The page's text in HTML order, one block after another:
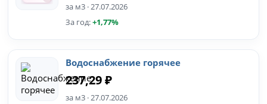
за м3 · 27.07.2026
За год:+1,77%
Водоснабжение горячее
237,29 ₽
за м3 · 27.07.2026